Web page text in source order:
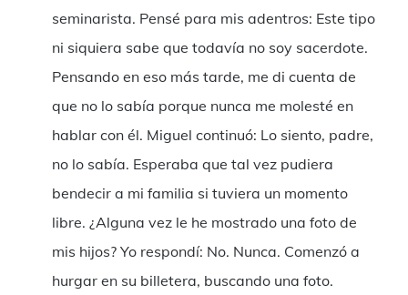
seminarista. Pensé para mis adentros: Este tipo
ni siquiera sabe que todavía no soy sacerdote.
Pensando en eso más tarde, me di cuenta de
que no lo sabía porque nunca me molesté en
hablar con él. Miguel continuó: Lo siento, padre,
no lo sabía. Esperaba que tal vez pudiera
bendecir a mi familia si tuviera un momento
libre. ¿Alguna vez le he mostrado una foto de
mis hijos? Yo respondí: No. Nunca. Comenzó a
hurgar en su billetera, buscando una foto.